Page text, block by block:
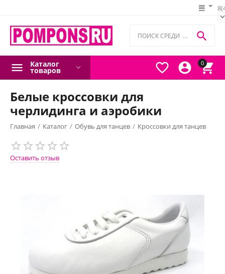
0




Каталог
товаров
Белые кроссовки для
черлидинга и аэробики
Главная / Каталог / Обувь для танцев / Кроссовки для танцев
Оставить отзыв